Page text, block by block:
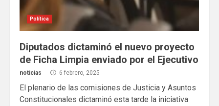
Política
Diputados dictaminó el nuevo proyecto
de Ficha Limpia enviado por el Ejecutivo
noticias 6 febrero, 2025
El plenario de las comisiones de Justicia y Asuntos
Constitucionales dictaminó esta tarde la iniciativa